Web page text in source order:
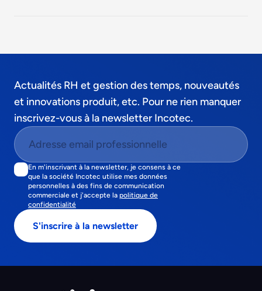
Actualités RH et gestion des temps, nouveautés
et innovations produit, etc. Pour ne rien manquer
inscrivez-vous à la newsletter Incotec.
En m'inscrivant à la newsletter, je consens à ce
que la société Incotec utilise mes données
personnelles à des fins de communication
commerciale et j'accepte la politique de
confidentialité